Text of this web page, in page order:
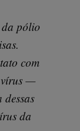
da pólio
com
vírus —
da